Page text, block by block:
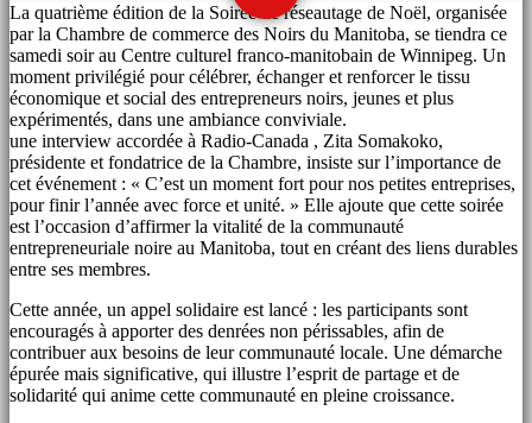
La quatrième édition de la Soirée de réseautage de Noël, organisée
par la Chambre de commerce des Noirs du Manitoba, se tiendra ce
samedi soir au Centre culturel franco-manitobain de Winnipeg. Un
moment privilégié pour célébrer, échanger et renforcer le tissu
économique et social des entrepreneurs noirs, jeunes et plus
expérimentés, dans une ambiance conviviale.
une interview accordée à Radio-Canada , Zita Somakoko,
présidente et fondatrice de la Chambre, insiste sur l’importance de
cet événement : « C’est un moment fort pour nos petites entreprises,
pour finir l’année avec force et unité. » Elle ajoute que cette soirée
est l’occasion d’affirmer la vitalité de la communauté
entrepreneuriale noire au Manitoba, tout en créant des liens durables
entre ses membres.
Cette année, un appel solidaire est lancé : les participants sont
encouragés à apporter des denrées non périssables, afin de
contribuer aux besoins de leur communauté locale. Une démarche
épurée mais significative, qui illustre l’esprit de partage et de
solidarité qui anime cette communauté en pleine croissance.